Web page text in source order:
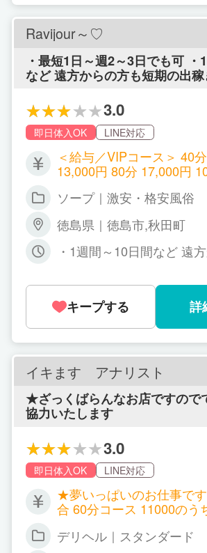
Ravijour～♡
・最短1日～週2～3日でも可 ・
など 遠方からの方も短期の出稼ぎ歓
夕方～夜のシフト勤務可能
3.0
即日体入OK LINE対応
＜給与／VIPコース＞ 40
13,000円 80分 17,000円
料1,000円～3,000円 本指
11,000円 80分 15,000円
新人期間のバック 70分
料1,000円～3,000円 本指
ソープ｜激安・格安風俗
徳島県｜徳島市,秋田町
・1週間～10日間など 遠
ら通いでお仕事する場合
務可能な日のみで可
キープする 詳
イキます アナリスト
★ざっくばらんなお店ですので
協力いたします
3.0
即日体入OK LINE対応
★夢いっぱいのお仕事です！★ 自
合 60分コース 11000のうち 女の子
女の子給与10000 120分コ
デリヘル｜スタンダード